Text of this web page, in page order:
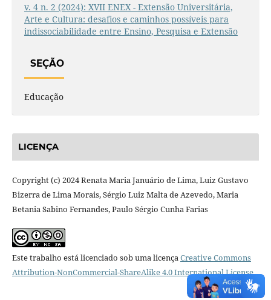
v. 4 n. 2 (2024): XVII ENEX - Extensão Universitária,
Arte e Cultura: desafios e caminhos possíveis para
indissociabilidade entre Ensino, Pesquisa e Extensão
SEÇÃO
Educação
LICENÇA
Copyright (c) 2024 Renata Maria Januário de Lima, Luiz Gustavo
Bizerra de Lima Morais, Sérgio Luiz Malta de Azevedo, Maria
Betania Sabino Fernandes, Paulo Sérgio Cunha Farias
Este trabalho está licenciado sob uma licençaCreative Commons
Attribution-NonCommercial-ShareAlike 4.0 International License.